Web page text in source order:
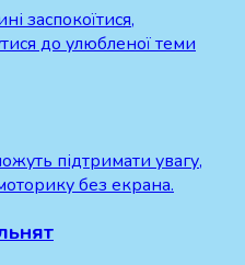
заспокоїтися,
до улюбленої теми
підтримати увагу,
без екрана.